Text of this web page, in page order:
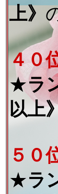
上》
４０
★ラ
以上
５０
★ラ